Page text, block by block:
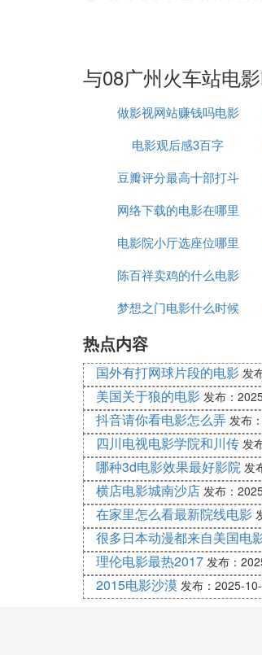
6月24日在中国内地上映。
该片讲述了2008年春节前
被救助的故事。
2008年春节前夕，中国南
88号的旅行社蓝色大巴已
寒风裹着雨雪，京珠高速
车子在黑夜中颠簸行进中
悬空挂在路侧的悬崖上。
满车人伤的伤，惊呼声惨
婶拿出了所有的年货。
这时所有手机又都没电了
巨款的可疑人员抓了起来。
此时，省厅网络安全中心
在黎明时分，发现了韦春
覃叔面对群山，亮开嗓门
❸ 2008春运雪灾电影
1：《冰雪11天》是由公安
2：该电影的剧本由曾获得
3：2008年，我国南方遭
4：《冰雪11天》由陈国星
5：电影讲述了2008年初
6：在危难时刻，数万名
与08广州火车站电
做影视网站赚钱吗电影
网站怎么样盈利
电影观后感3百字
豆瓣评分最高十部打斗
电影
网络下载的电影在哪里
可以看
电影院小厅选座位哪里
好
陈百祥卖鸡的什么电影
梦想之门电影什么时候
热点内容
国外有打网球片段的电影 发
美国关于狼的电影 发布：
抖音请你看电影怎么弄 发布
四川电视电影学院和川传 发
哪种3d电影效果最好影院 发
横店电影城南沙店 发布：
在家里怎么看最新院线电影
很多日本动漫都来自美国电
理伦电影最热2017 发布：
2015电影沙漠 发布：2025-